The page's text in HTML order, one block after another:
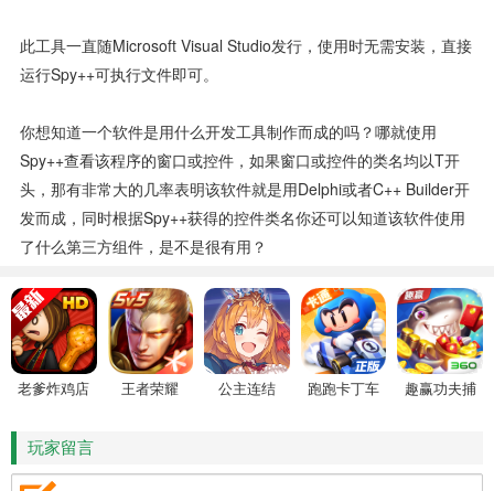
此工具一直随Microsoft Visual Studio发行，使用时无需安装，直接
运行Spy++可执行文件即可。
你想知道一个软件是用什么开发工具制作而成的吗？哪就使用
Spy++查看该程序的窗口或控件，如果窗口或控件的类名均以T开
头，那有非常大的几率表明该软件就是用Delphi或者C++ Builder开
发而成，同时根据Spy++获得的控件类名你还可以知道该软件使用
了什么第三方组件，是不是很有用？
老爹炸鸡店
王者荣耀 公主连结 跑跑卡丁车
趣赢功夫捕
玩家留言